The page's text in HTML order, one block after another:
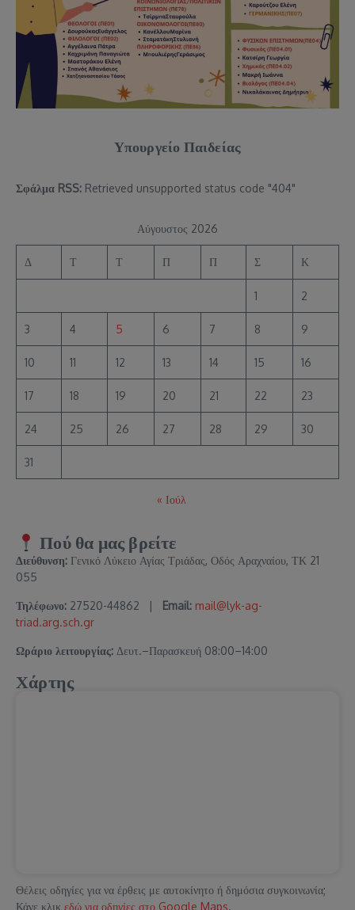
Υπουργείο Παιδείας
Σφάλμα RSS: Retrieved unsupported status code "404"
Αύγουστος 2026
Δ Τ Τ Π Π Σ Κ
1 2
3 4 5 6 7 8 9
10 11 12 13 14 15 16
17 18 19 20 21 22 23
24 25 26 27 28 29 30
31
« Ιούλ
Πού θα μας βρείτε
Διεύθυνση: Γενικό Λύκειο Αγίας Τριάδας, Οδός Αραχναίου, ΤΚ 21
055
Τηλέφωνο: 27520-44862 | Email: mail@lyk-ag-
triad.arg.sch.gr
Ωράριο λειτουργίας: Δευτ.–Παρασκευή 08:00–14:00
Χάρτης
Θέλεις οδηγίες για να έρθεις με αυτοκίνητο ή δημόσια συγκοινωνία;
Κάνε κλικ εδώ για οδηγίες στο Google Maps.